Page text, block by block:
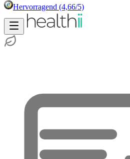
Hervorragend (4,66/5)